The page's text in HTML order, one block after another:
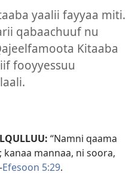
yaalii fayyaa miti.
qabaachuuf nu
Kitaaba
fooyyessuu
“Namni qaama
mannaa, ni soora,
Efesoon 5:29.